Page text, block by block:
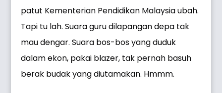
patut Kementerian Pendidikan Malaysia ubah.
Tapi tu lah. Suara guru dilapangan depa tak
mau dengar. Suara bos-bos yang duduk
dalam ekon, pakai blazer, tak pernah basuh
berak budak yang diutamakan. Hmmm.